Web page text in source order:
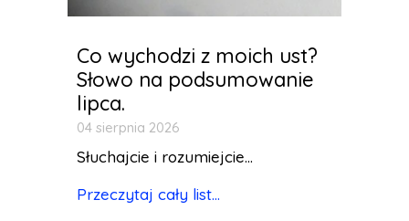
Co wychodzi z moich ust?
Słowo na podsumowanie
lipca.
04 sierpnia 2026
Słuchajcie i rozumiejcie...
Przeczytaj cały list...